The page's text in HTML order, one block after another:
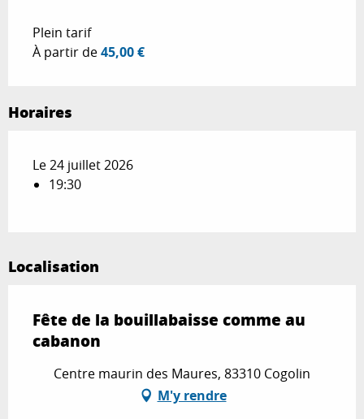
Plein tarif
À partir de45,00 €
Horaires
Le 24 juillet 2026
19:30
Localisation
Fête de la bouillabaisse comme au
cabanon
Centre maurin des Maures, 83310 Cogolin
M'y rendre